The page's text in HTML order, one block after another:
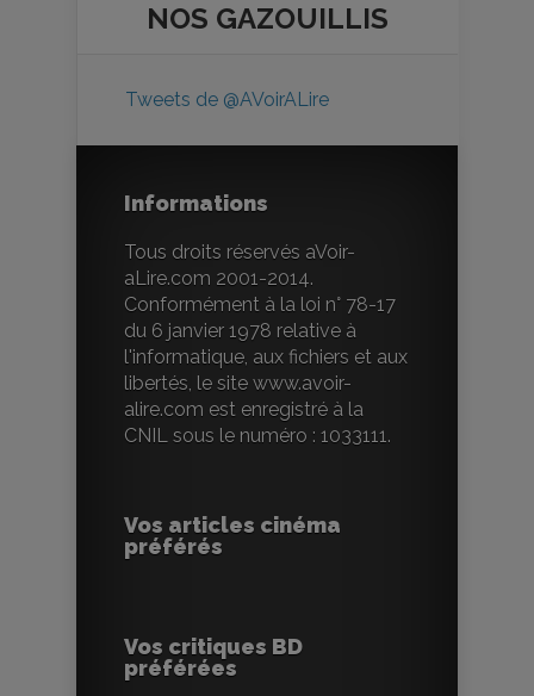
NOS GAZOUILLIS
Tweets de @AVoirALire
Informations
Tous droits réservés aVoir-
aLire.com 2001-2014.
Conformément à la loi n° 78-17
du 6 janvier 1978 relative à
l'informatique, aux fichiers et aux
libertés, le site www.avoir-
alire.com est enregistré à la
CNIL sous le numéro : 1033111.
Vos articles cinéma
préférés
Vos critiques BD
préférées